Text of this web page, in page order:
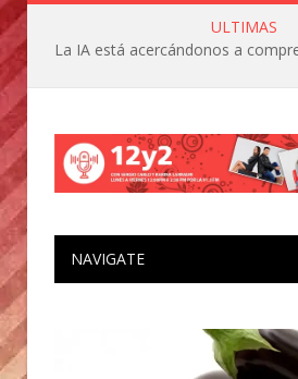
ULTIMAS
NAVIGATE